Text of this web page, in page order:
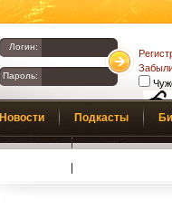
Логин:
Пароль:
Новости Подкасты